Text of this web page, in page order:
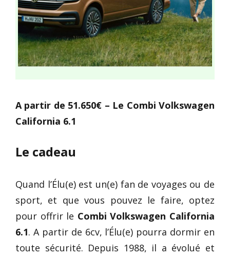
A partir de 51.650€ – Le Combi Volkswagen
California 6.1
Le cadeau
Quand l’Élu(e) est un(e) fan de voyages ou de
sport, et que vous pouvez le faire, optez
pour offrir le Combi Volkswagen California
6.1. A partir de 6cv, l’Élu(e) pourra dormir en
toute sécurité. Depuis 1988, il a évolué et